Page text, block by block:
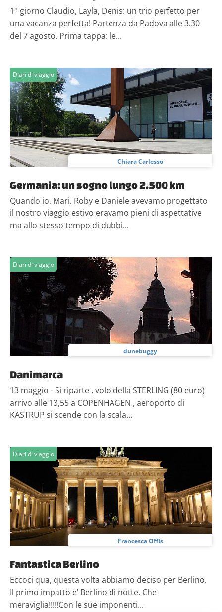
1° giorno Claudio, Layla, Denis: un trio perfetto per
una vacanza perfetta! Partenza da Padova alle 3.30
del 7 agosto. Prima tappa: le...
Diari di viaggio
Chiara Carlesso
Germania: un sogno lungo 2.500 km
Quando io, Mari, Roby e Daniele avevamo progettato
il nostro viaggio estivo eravamo pieni di aspettative
ma allo stesso tempo di dubbi...
Diari di viaggio
dunebuggy
Danimarca
13 maggio - Si riparte , volo della STERLING (80 euro)
arrivo alle 13,55 a COPENHAGEN , aeroporto di
KASTRUP si scende con la scala...
Diari di viaggio
Francesca Offis
Fantastica Berlino
Eccoci qua, questa volta abbiamo deciso per Berlino.
Il primo impatto e’ Berlino di notte. Che
meraviglia!!!!!Con le sue imponenti...